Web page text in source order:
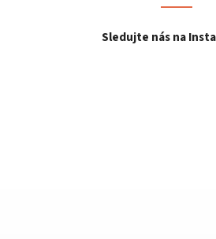
Sledujte nás na